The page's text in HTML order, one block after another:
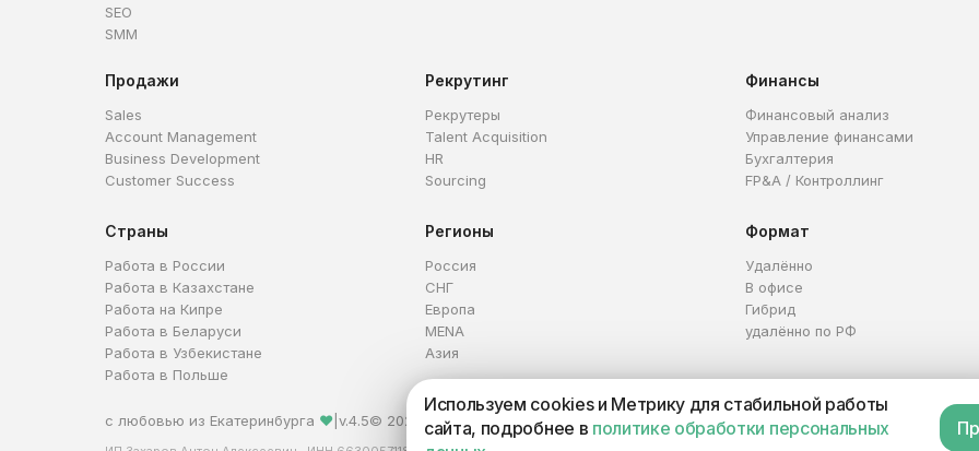
SEO
SMM
Продажи
Sales
Account Management
Business Development
Customer Success
Рекрутинг
Рекрутеры
Talent Acquisition
HR
Sourcing
Финансы
Финансовый анализ
Управление финансами
Бухгалтерия
FP&A / Контроллинг
Страны
Работа в России
Работа в Казахстане
Работа на Кипре
Работа в Беларуси
Работа в Узбекистане
Работа в Польше
Регионы
Россия
СНГ
Европа
MENA
Азия
Формат
Удалённо
В офисе
Гибрид
удалённо по РФ
с любовью из Екатеринбурга ❤ v.4.5© 2026 HireHi
Используем cookies и Метрику для стабильной работы
сайта, подробнее в политике обработки персональных